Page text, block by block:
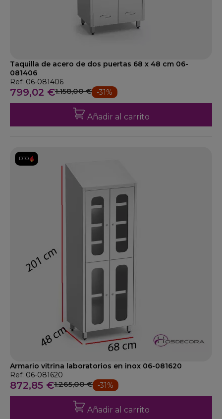
Taquilla de acero de dos puertas 68 x 48 cm 06-
081406
Ref: 06-081406
799,02 €1.158,00 € -31%
Añadir al carrito
DTO.
Armario vitrina laboratorios en inox 06-081620
Ref: 06-081620
872,85 €1.265,00 € -31%
Añadir al carrito